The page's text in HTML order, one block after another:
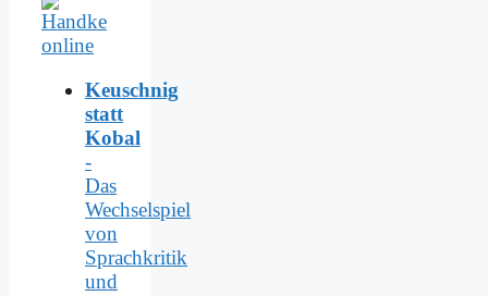
Keuschnig
statt
Kobal
-
Das
Wechselspiel
von
Sprachkritik
und